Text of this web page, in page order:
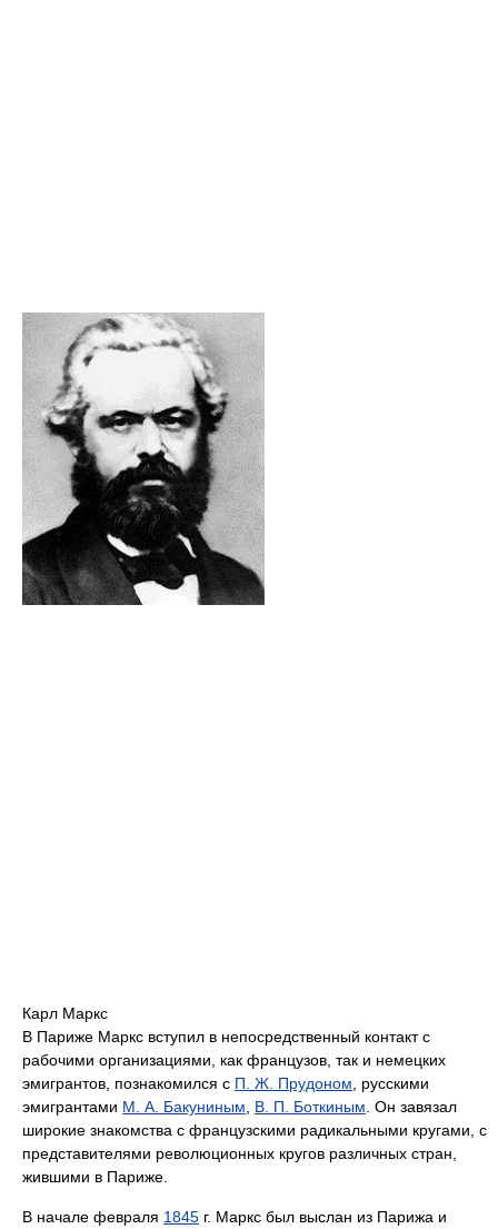
Карл Маркс
В Париже Маркс вступил в непосредственный контакт с
рабочими организациями, как французов, так и немецких
эмигрантов, познакомился с П. Ж. Прудоном , русскими
эмигрантами М. А. Бакуниным В. П. Боткиным . Он завязал
широкие знакомства с французскими радикальными кругами, с
представителями революционных кругов различных стран,
жившими в Париже.
В начале февраля 1845 г. Маркс был выслан из Парижа и